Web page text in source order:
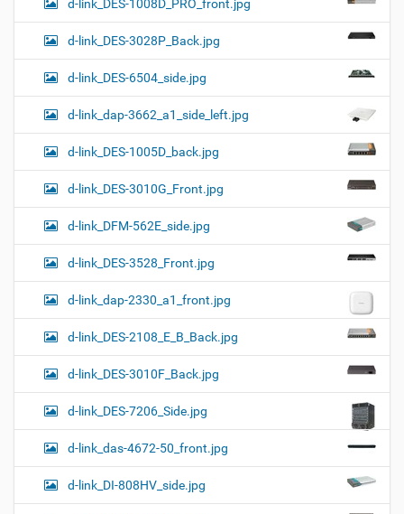
d-link_DES-1008D_PRO_front.jpg
d-link_DES-3028P_Back.jpg
d-link_DES-6504_side.jpg
d-link_dap-3662_a1_side_left.jpg
d-link_DES-1005D_back.jpg
d-link_DES-3010G_Front.jpg
d-link_DFM-562E_side.jpg
d-link_DES-3528_Front.jpg
d-link_dap-2330_a1_front.jpg
d-link_DES-2108_E_B_Back.jpg
d-link_DES-3010F_Back.jpg
d-link_DES-7206_Side.jpg
d-link_das-4672-50_front.jpg
d-link_DI-808HV_side.jpg